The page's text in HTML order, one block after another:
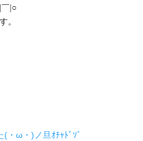
|○
。
・ω・)ノ旦ｵﾁｬﾄﾞｿﾞ